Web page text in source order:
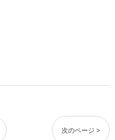
次のページ >